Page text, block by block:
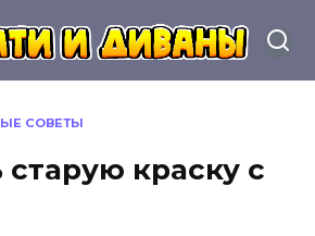
СОВЕТЫ
старую краску с